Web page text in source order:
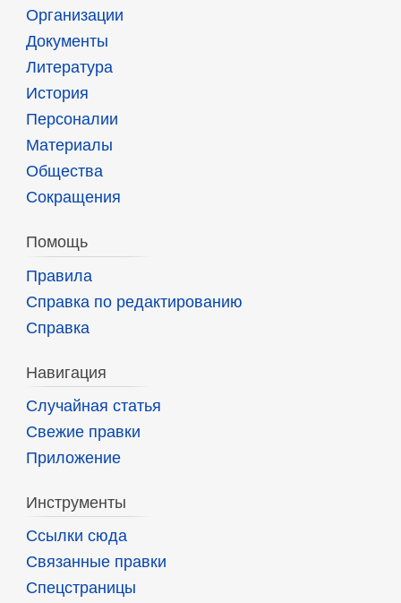
Организации
Документы
Литература
История
Персоналии
Материалы
Общества
Сокращения
Помощь
Правила
Справка по редактированию
Справка
Навигация
Случайная статья
Свежие правки
Приложение
Инструменты
Ссылки сюда
Связанные правки
Спецстраницы